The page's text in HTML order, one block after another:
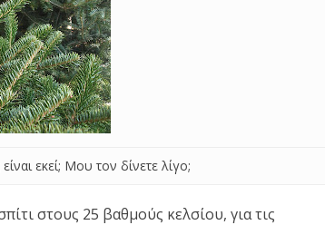
εκεί; Μου τον δίνετε λίγο;
στους 25 βαθμούς κελσίου, για τις